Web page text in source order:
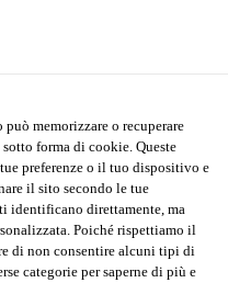
AG", sembra che si
un sito web separato per il
SIKA
AG
SELEZIONARE
IL PAESE
memorizzare o recuperare
forma di cookie. Queste
preferenze o il tuo dispositivo e
il sito secondo le tue
identificano direttamente, ma
Poiché rispettiamo il
di non consentire alcuni tipi di
categorie per saperne di più e